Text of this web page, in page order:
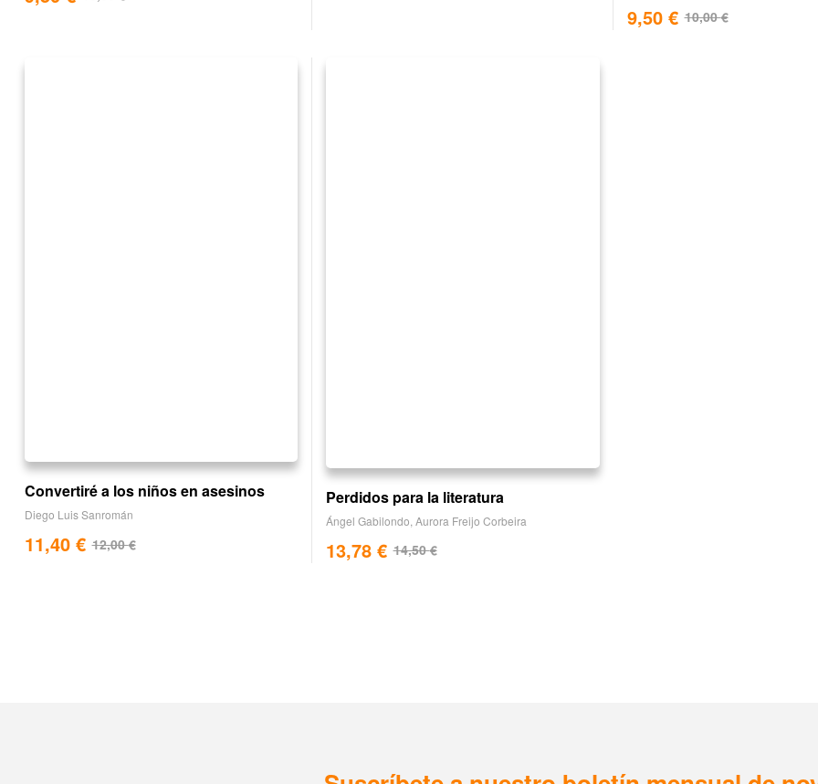
10,00€
9,50 €
Convertiré a los niños en asesinos
Diego Luis Sanromán
12,00€
11,40 €
Perdidos para la literatura
Ángel Gabilondo Aurora Freijo Corbeira
14,50€
13,78 €